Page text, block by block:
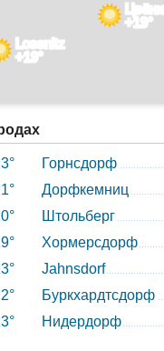
+19°
Lossnitz
+19°
Горнсдорф
Дорфкемниц
Штольберг
Хормерсдорф
Jahnsdorf
Буркхардтсдорф
Нидердорф